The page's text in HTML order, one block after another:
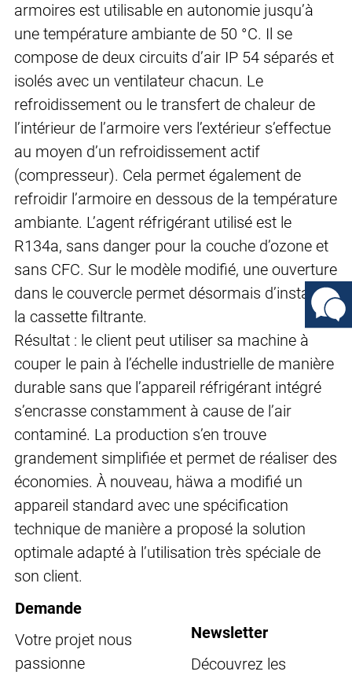
armoires est utilisable en autonomie jusqu’à
une température ambiante de 50 °C. Il se
compose de deux circuits d’air IP 54 séparés et
isolés avec un ventilateur chacun. Le
refroidissement ou le transfert de chaleur de
l’intérieur de l’armoire vers l’extérieur s’effectue
au moyen d’un refroidissement actif
(compresseur). Cela permet également de
refroidir l’armoire en dessous de la température
ambiante. L’agent réfrigérant utilisé est le
R134a, sans danger pour la couche d’ozone et
sans CFC. Sur le modèle modifié, une ouverture
dans le couvercle permet désormais d’installer
la cassette filtrante.
Résultat : le client peut utiliser sa machine à
couper le pain à l’échelle industrielle de manière
durable sans que l’appareil réfrigérant intégré
s’encrasse constamment à cause de l’air
contaminé. La production s’en trouve
grandement simplifiée et permet de réaliser des
économies. À nouveau, häwa a modifié un
appareil standard avec une spécification
technique de manière a proposé la solution
optimale adapté à l’utilisation très spéciale de
son client.
Demande
Votre projet nous
passionne
Newsletter
Découvrez les